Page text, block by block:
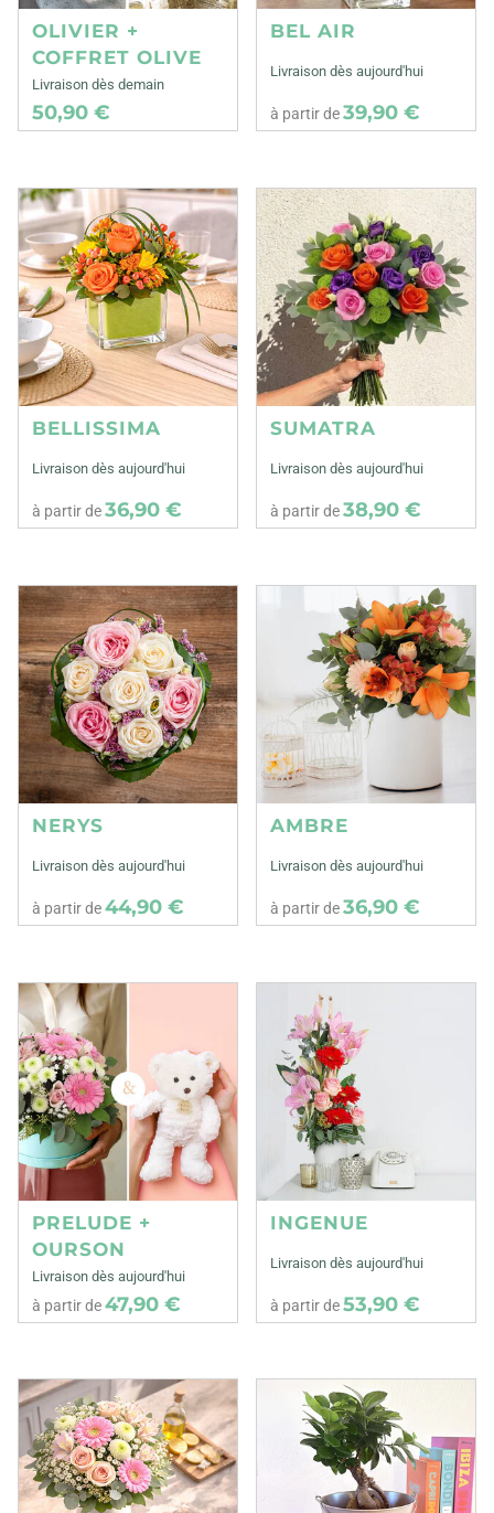
OLIVIER +
COFFRET OLIVE
Livraison dès demain
50,90 €
BEL AIR
Livraison dès aujourd'hui
à partir de39,90 €
BELLISSIMA
Livraison dès aujourd'hui
à partir de36,90 €
SUMATRA
Livraison dès aujourd'hui
à partir de38,90 €
NERYS
Livraison dès aujourd'hui
à partir de44,90 €
AMBRE
Livraison dès aujourd'hui
à partir de36,90 €
PRELUDE +
OURSON
Livraison dès aujourd'hui
à partir de47,90 €
INGENUE
Livraison dès aujourd'hui
à partir de53,90 €